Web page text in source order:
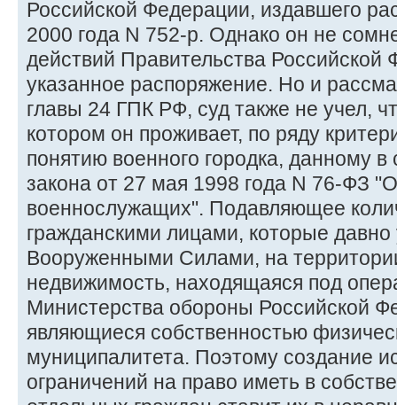
Российской Федерации, издавшего
2000 года N 752-р. Однако он не
действий Правительства Российской
указанное распоряжение. Но и
главы 24 ГПК РФ, суд также не учел,
котором он проживает, по ряду
понятию военного городка, данному в
закона от 27 мая 1998 года N 76-ФЗ
военнослужащих". Подавляющее
гражданскими лицами, которые давно
Вооруженными Силами, на
недвижимость, находящаяся под
Министерства обороны Российской
являющиеся собственностью
муниципалитета. Поэтому создание
ограничений на право иметь в